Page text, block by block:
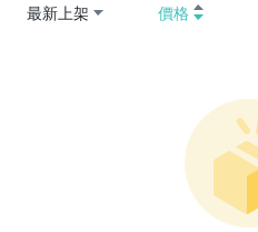
最新上架 價格